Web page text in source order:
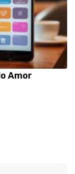
Amor